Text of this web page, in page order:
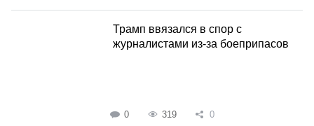
Трамп ввязался в спор с
журналистами из-за боеприпасов
0 319 0